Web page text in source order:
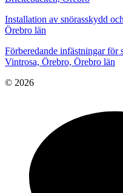
Installation av snörasskydd
Örebro län
Förberedande infästningar för
Vintrosa, Örebro, Örebro län
© 2026